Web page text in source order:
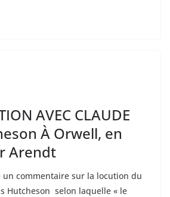
AVEC CLAUDE
À Orwell, en
Arendt
un commentaire sur la locution du
Hutcheson selon laquelle « le